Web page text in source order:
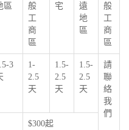
區
般
工
商
區
宅
遠
地
區
般
工
商
區
3
1-
2.5
天
1.5-
2.5
天
1.5-
2.5
天
請
聯
絡
我
們
$300起